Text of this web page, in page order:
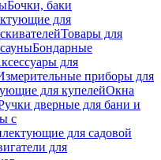
Бочки, баки
для
Товары для
Бондарные
для
приборы для
для купелейОкна
дверные для бани и
с
для садовой
для